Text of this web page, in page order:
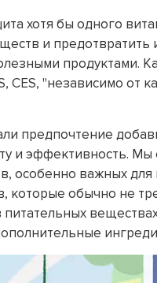
хотя бы одного
и предотвратить
продуктами.
CES, "независимо от
предпочтение
и эффективность.
особенно важных
которые обычно не